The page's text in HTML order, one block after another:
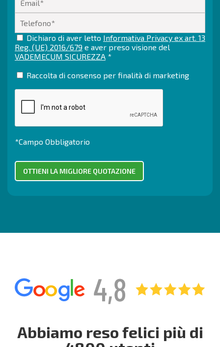
Dichiaro di aver letto Informativa Privacy ex art. 13
Reg. (UE) 2016/679 e aver preso visione del
VADEMECUM SICUREZZA *
Raccolta di consenso per finalità di marketing
*Campo Obbligatorio
Abbiamo reso felici più di